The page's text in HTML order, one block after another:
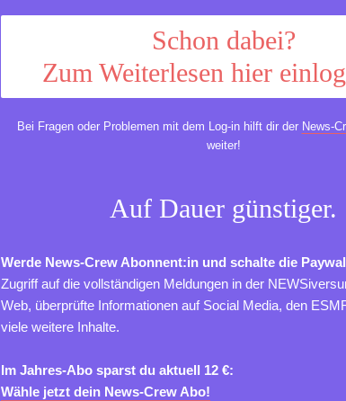
Schon dabei?
Zum Weiterlesen hier
Bei Fragen oder Problemen mit dem Log-in hilft dir der News-
weiter!
Auf Dauer günstiger.
Werde News-Crew Abonnent:in und schalte die
Zugriff auf die vollständigen Meldungen in der
Web, überprüfte Informationen auf Social Media, den
viele weitere Inhalte.
Im Jahres-Abo sparst du aktuell 12 €:
Wähle jetzt dein News-Crew Abo!